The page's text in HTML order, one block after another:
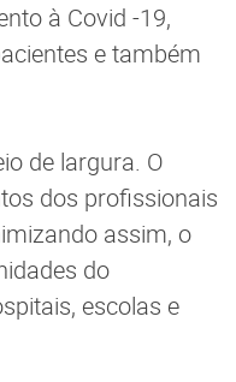
à Covid -19,
e também
de largura. O
dos profissionais
assim, o
do
escolas e